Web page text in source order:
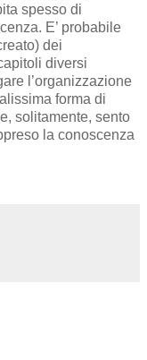
spesso di
E’ probabile
dei
diversi
l’organizzazione
forma di
solitamente, sento
la conoscenza